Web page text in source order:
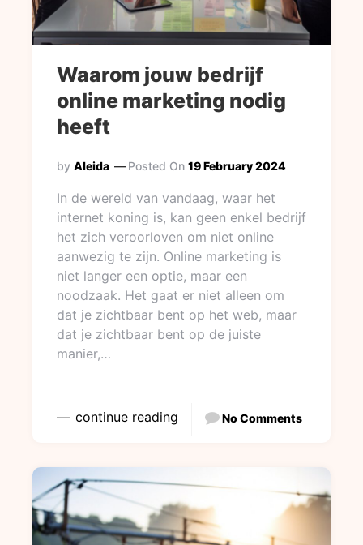
Waarom jouw bedrijf
online marketing nodig
heeft
by Aleida Posted On 19 February 2024
In de wereld van vandaag, waar het
internet koning is, kan geen enkel bedrijf
het zich veroorloven om niet online
aanwezig te zijn. Online marketing is
niet langer een optie, maar een
noodzaak. Het gaat er niet alleen om
dat je zichtbaar bent op het web, maar
dat je zichtbaar bent op de juiste
manier,…
continue reading No Comments